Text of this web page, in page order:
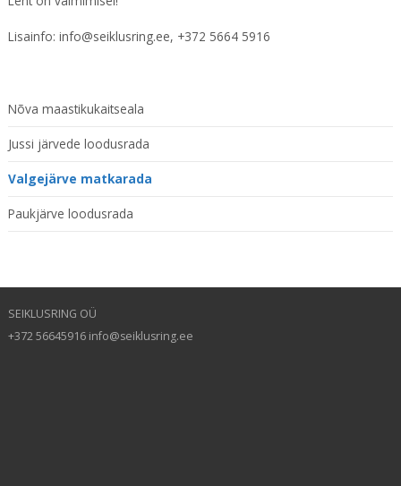
Lisainfo: info@seiklusring.ee, +372 5664 5916
Nõva maastikukaitseala
Jussi järvede loodusrada
Valgejärve matkarada
Paukjärve loodusrada
SEIKLUSRING OÜ
+372 56645916 info@seiklusring.ee